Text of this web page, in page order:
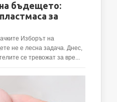
бъдещето:
за
Изборът на
не е лесна задача. Днес,
се тревожат за вре...